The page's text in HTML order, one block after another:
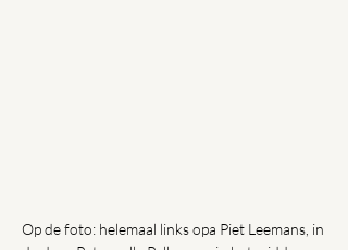
Op de foto: helemaal links opa Piet Leemans, in